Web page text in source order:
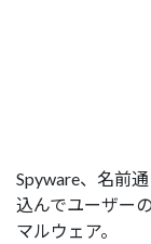
Spyware、名前
込んでユーザー
マルウェア。